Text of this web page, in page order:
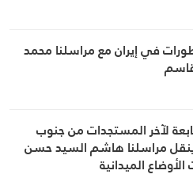
في إيران مع مراسلنا محمد
لآخر المستجدات من جنوب
ينقل مراسلنا هاشم السيد حسن
الميدانية